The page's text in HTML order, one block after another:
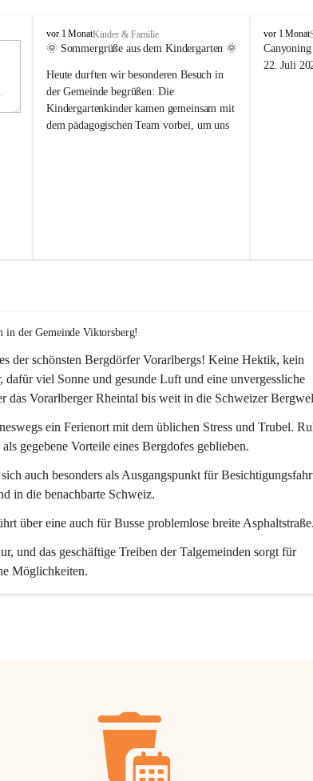
AUT
V
i
t
o
r
s
vor 1 MonatKinder & Familie
🌞 Sommergrüße aus dem Kindergarten 🌞
Heute durften wir besonderen Besuch in
der Gemeinde begrüßen: Die
Kindergartenkinder kamen gemeinsam mit
dem pädagogischen Team vorbei, um uns
V
i
k
vor 1 Monat
22. Juli
der Gemeinde Viktorsberg!
der schönsten Bergdörfer Vorarlbergs! Keine Hektik, kein
dafür viel Sonne und gesunde Luft und eine unvergessliche
das Vorarlberger Rheintal bis weit in die Schweizer
ein Ferienort mit dem üblichen Stress und Trubel.
gegebene Vorteile eines Bergdofes geblieben.
auch besonders als Ausgangspunkt für
in die benachbarte Schweiz.
über eine auch für Busse problemlose breite
und das geschäftige Treiben der Talgemeinden sorgt für
Möglichkeiten.